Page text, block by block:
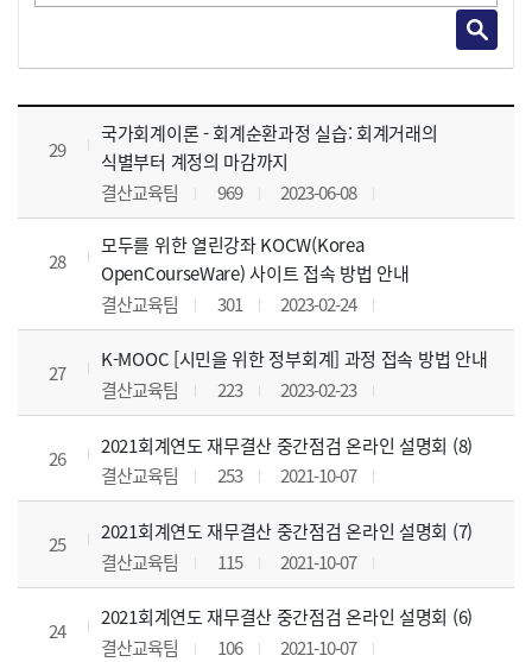
사이버교육영상 목록 으로 번호, 제목, 작성자, 조회수, 등록 일, 첨부파일로 나열 되고 있습니다.
29
국가회계이론 - 회계순환과정 실습: 회계거래의
식별부터 계정의 마감까지
결산교육팀
969 2023-06-08
28
모두를 위한 열린강좌 KOCW(Korea
OpenCourseWare) 사이트 접속 방법 안내
결산교육팀
301 2023-02-24
27
K-MOOC [시민을 위한 정부회계] 과정 접속 방법 안내
결산교육팀
223 2023-02-23
26
2021회계연도 재무결산 중간점검 온라인 설명회 (8)
결산교육팀
253 2021-10-07
25
2021회계연도 재무결산 중간점검 온라인 설명회 (7)
결산교육팀
115 2021-10-07
24
2021회계연도 재무결산 중간점검 온라인 설명회 (6)
결산교육팀
106 2021-10-07